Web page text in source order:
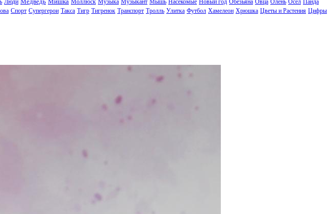
Спорт Супергерои Такса Тигр Тигренок Транспорт Тролль Улитка Футбол Хамелеон Хрюшка Цветы и Растения Цифры